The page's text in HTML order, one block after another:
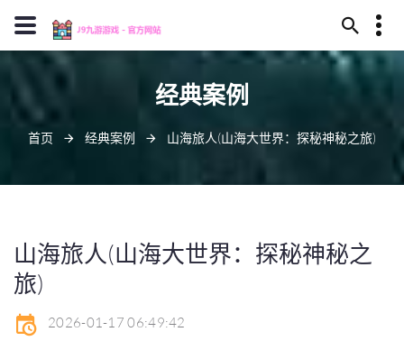
13594780352
建阳市在钥之渊115号
经典案例
首页 经典案例 山海旅人(山海大世界：探秘神秘之旅)
山海旅人(山海大世界：探秘神秘之
旅)
2026-01-17 06:49:42